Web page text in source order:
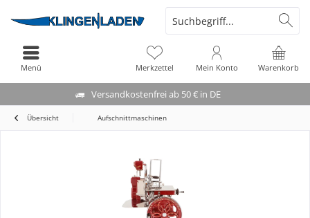
Versandkostenfrei ab 50 € in DE
Warenkorb
Merkzettel Mein Konto
Menü
Übersicht Aufschnittmaschinen